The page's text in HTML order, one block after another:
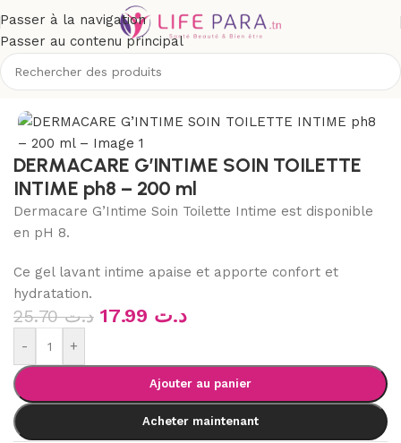
Passer à la navigation
Passer au contenu principal
Accueil/Boutique/Hygiène/Hygiène intime/Toilette intime
DERMACARE G’INTIME SOIN TOILETTE
INTIME ph8 – 200 ml
Dermacare G’Intime Soin Toilette Intime est disponible
en pH 8.
Ce gel lavant intime apaise et apporte confort et
hydratation.
د.ت25.70 د.ت
- +
Ajouter au panier
Acheter maintenant